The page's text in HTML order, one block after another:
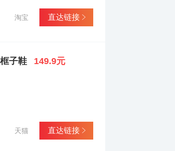
直达链接
淘宝
子鞋 149.9元
直达链接
天猫